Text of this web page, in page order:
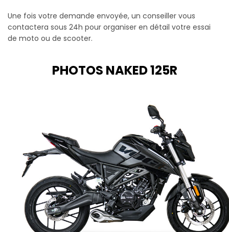
Une fois votre demande envoyée, un conseiller vous
contactera sous 24h pour organiser en détail votre essai
de moto ou de scooter.
PHOTOS NAKED 125R